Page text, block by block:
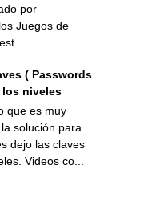
por
Juegos de
( Passwords
niveles
que es muy
solución para
dejo las claves
Videos co...